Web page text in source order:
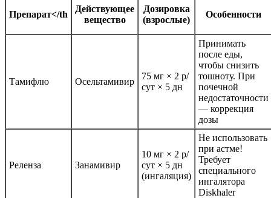
Препарат</th
Действующее
вещество
Дозировка
(взрослые)
Особенности
Тамифлю Осельтамивир
75 мг × 2 р/
сут × 5 дн
Принимать
после еды,
чтобы снизить
тошноту. При
почечной
недостаточности
— коррекция
дозы
Реленза Занамивир
10 мг × 2 р/
сут × 5 дн
(ингаляция)
Не использовать
при астме!
Требует
специального
ингалятора
Diskhaler